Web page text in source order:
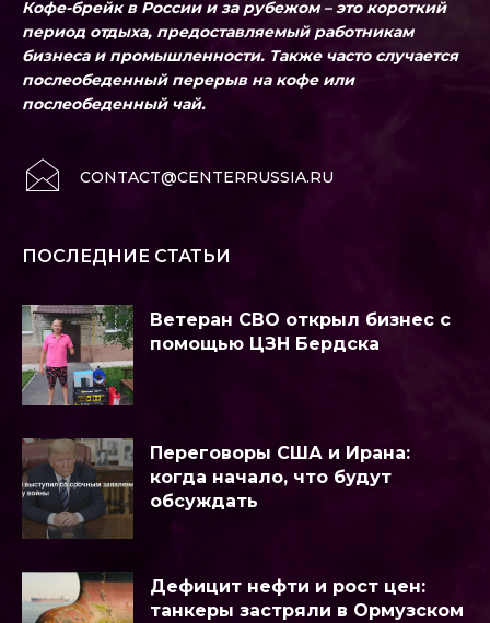
Кофе-брейк в России и за рубежом – это короткий
период отдыха, предоставляемый работникам
бизнеса и промышленности. Также часто случается
послеобеденный перерыв на кофе или
послеобеденный чай.
CONTACT@CENTERRUSSIA.RU
ПОСЛЕДНИЕ СТАТЬИ
Ветеран СВО открыл бизнес с
помощью ЦЗН Бердска
Переговоры США и Ирана:
когда начало, что будут
обсуждать
Дефицит нефти и рост цен:
танкеры застряли в Ормузском